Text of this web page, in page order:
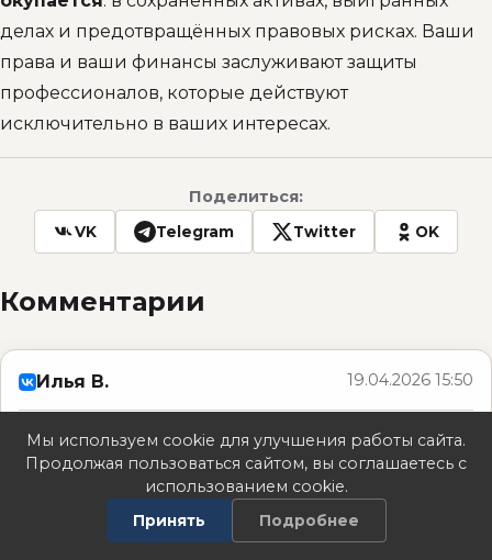
делах и предотвращённых правовых рисках. Ваши
права и ваши финансы заслуживают защиты
профессионалов, которые действуют
исключительно в ваших интересах.
Поделиться:
VK Telegram Twitter OK
Комментарии
Илья В. 19.04.2026 15:50
Интересно, что в статье упомянута возможность
оплаты юриста криптовалютой — раньше как-то
не задумывался, что это уже реальная практика,
а не просто теория.
Мы используем cookie для улучшения работы сайта.
Продолжая пользоваться сайтом, вы соглашаетесь с
использованием cookie.
Принять Подробнее